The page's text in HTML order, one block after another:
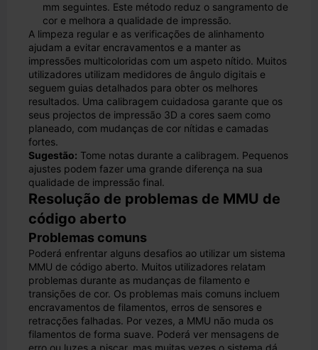
mm seguintes. Este método reduz o sangramento de
cor e melhora a qualidade de impressão.
A limpeza regular e as verificações de alinhamento
ajudam a evitar encravamentos e a manter as
impressões multicoloridas com um aspeto nítido. Muitos
utilizadores utilizam medidores de ângulo digitais e
seguem guias detalhados para obter os melhores
resultados. Uma calibragem cuidadosa garante que os
seus projectos de impressão 3D a cores saem como
planeado, com mudanças de cor nítidas e camadas
fortes.
Sugestão: Tome notas durante a calibragem. Pequenos
ajustes podem fazer uma grande diferença na sua
qualidade de impressão final.
Resolução de problemas de MMU de
código aberto
Problemas comuns
Poderá enfrentar alguns desafios ao utilizar um sistema
MMU de código aberto. Muitos utilizadores relatam
problemas durante as mudanças de filamento e
transições de cor. Os problemas mais comuns incluem
encravamentos de filamentos, erros de sensores e
retracções falhadas. Por vezes, a MMU não muda os
filamentos de forma suave. Poderá ver mensagens de
erro ou luzes a piscar, mas muitas vezes o sistema dá